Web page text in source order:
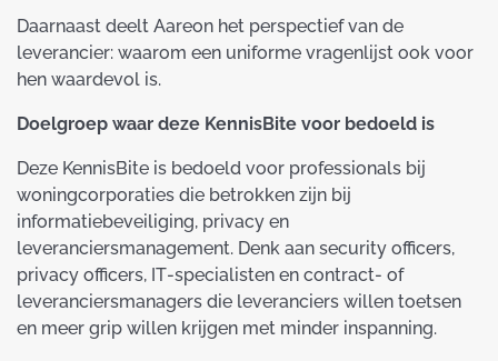
Daarnaast deelt Aareon het perspectief van de
leverancier: waarom een uniforme vragenlijst ook voor
hen waardevol is.
Doelgroep waar deze KennisBite voor bedoeld is
Deze KennisBite is bedoeld voor professionals bij
woningcorporaties die betrokken zijn bij
informatiebeveiliging, privacy en
leveranciersmanagement. Denk aan security officers,
privacy officers, IT‑specialisten en contract- of
leveranciersmanagers die leveranciers willen toetsen
en meer grip willen krijgen met minder inspanning.